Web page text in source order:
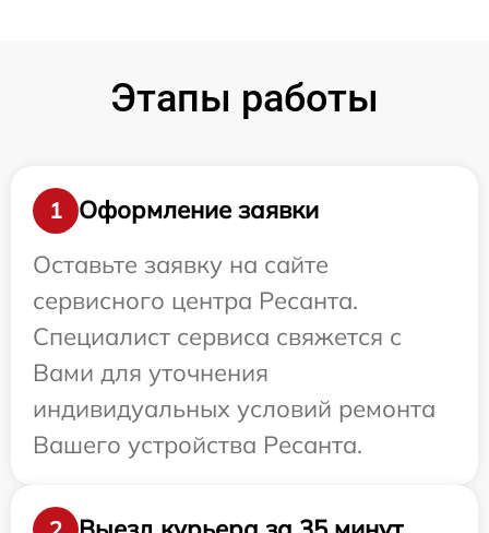
Этапы работы
1
Оформление заявки
Оставьте заявку на сайте
сервисного центра Ресанта.
Специалист сервиса свяжется с
Вами для уточнения
индивидуальных условий ремонта
Вашего устройства Ресанта.